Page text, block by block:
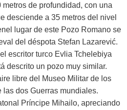
de profundidad, con una
desciende a 35 metros del nivel
lugar de este Pozo Romano se
del déspota Stefan Lazarević.
escritor turco Evlia Tchelebiya
descrito un pozo muy similar.
libre del Museo Militar de los
dos Guerras mundiales.
Príncipe Mihailo, apreciando